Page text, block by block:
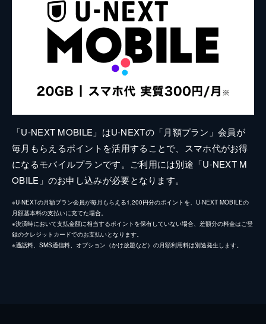
「U-NEXT MOBILE」はU-NEXTの「月額プラン」会員が
毎月もらえるポイントを活用することで、スマホ代がお得
になるモバイルプランです。ご利用には別途「U-NEXT M
OBILE」のお申し込みが必要となります。
※U-NEXTの月額プラン会員が毎月もらえる1,200円分のポイントを、U-NEXT MOBILEの
月額基本料の支払いに充てた場合。
※決済時において支払金額に相当するポイントを保有していない場合、差額分の料金はご登
録のクレジットカードでのお支払いとなります。
※通話料、SMS通信料、オプション（かけ放題など）の月額利用料は別途発生します。